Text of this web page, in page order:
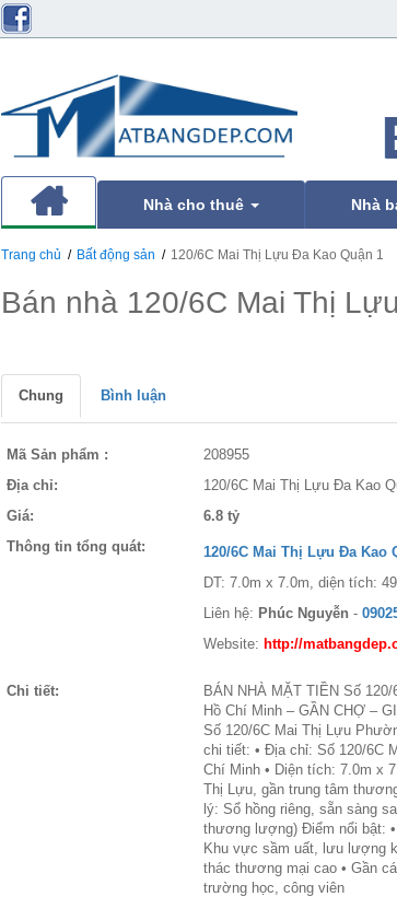
Nhà cho thuê Nhà
Trang chủ Bất động sản 120/6C Mai Thị Lựu Đa Kao Quận 1
Bán nhà 120/6C Mai Thị
Chung Bình luận
Mã Sản phẩm :
208955
Địa chỉ:
120/6C Mai Thị Lựu Đa Kao
Giá:
6.8 tỷ
Thông tin tổng quát:
120/6C Mai Thị Lựu Đa Kao
DT: 7.0m x 7.0m, diện tích:
Liên hệ: Phúc Nguyễn -
Website: http://
Chi tiết:
BÁN NHÀ MẶT TIỀN Số
Hồ Chí Minh – GẦN CHỢ –
Số 120/6C Mai Thị Lựu
chi tiết: • Địa chỉ: Số 120/6C
Chí Minh • Diện tích: 7.0m x
Thị Lựu, gần trung tâm
lý: Sổ hồng riêng, sẵn sàng
thương lượng) Điểm nổi bật:
Khu vực sầm uất, lưu lượng
thác thương mại cao • Gần
trường học, công viên